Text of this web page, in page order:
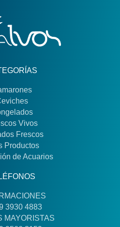
Vivos
Frescos
Productos
de Acuarios
3930 4883
MAYORISTAS